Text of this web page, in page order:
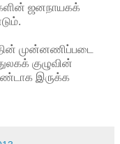
ஜனநாயகக்
முன்னணிப்படை
குழுவின்
இருக்க